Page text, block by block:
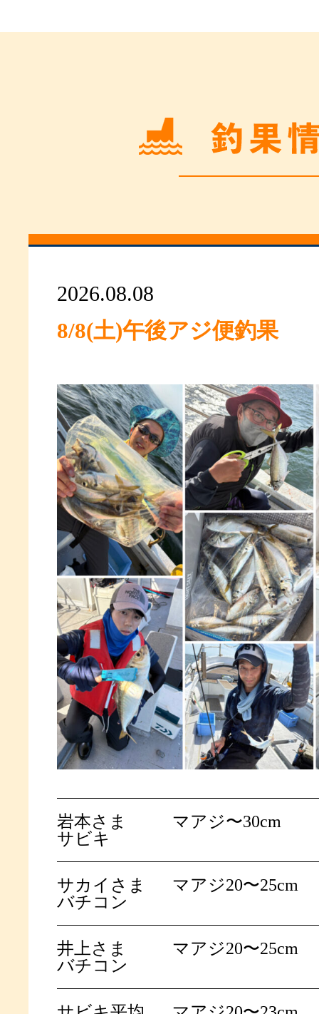
2026.08.08
8/8(土)午後アジ便釣果
岩本さま
サビキ
マアジ〜30cm
サカイさま
バチコン
マアジ20〜25cm
井上さま
バチコン
マアジ20〜25cm